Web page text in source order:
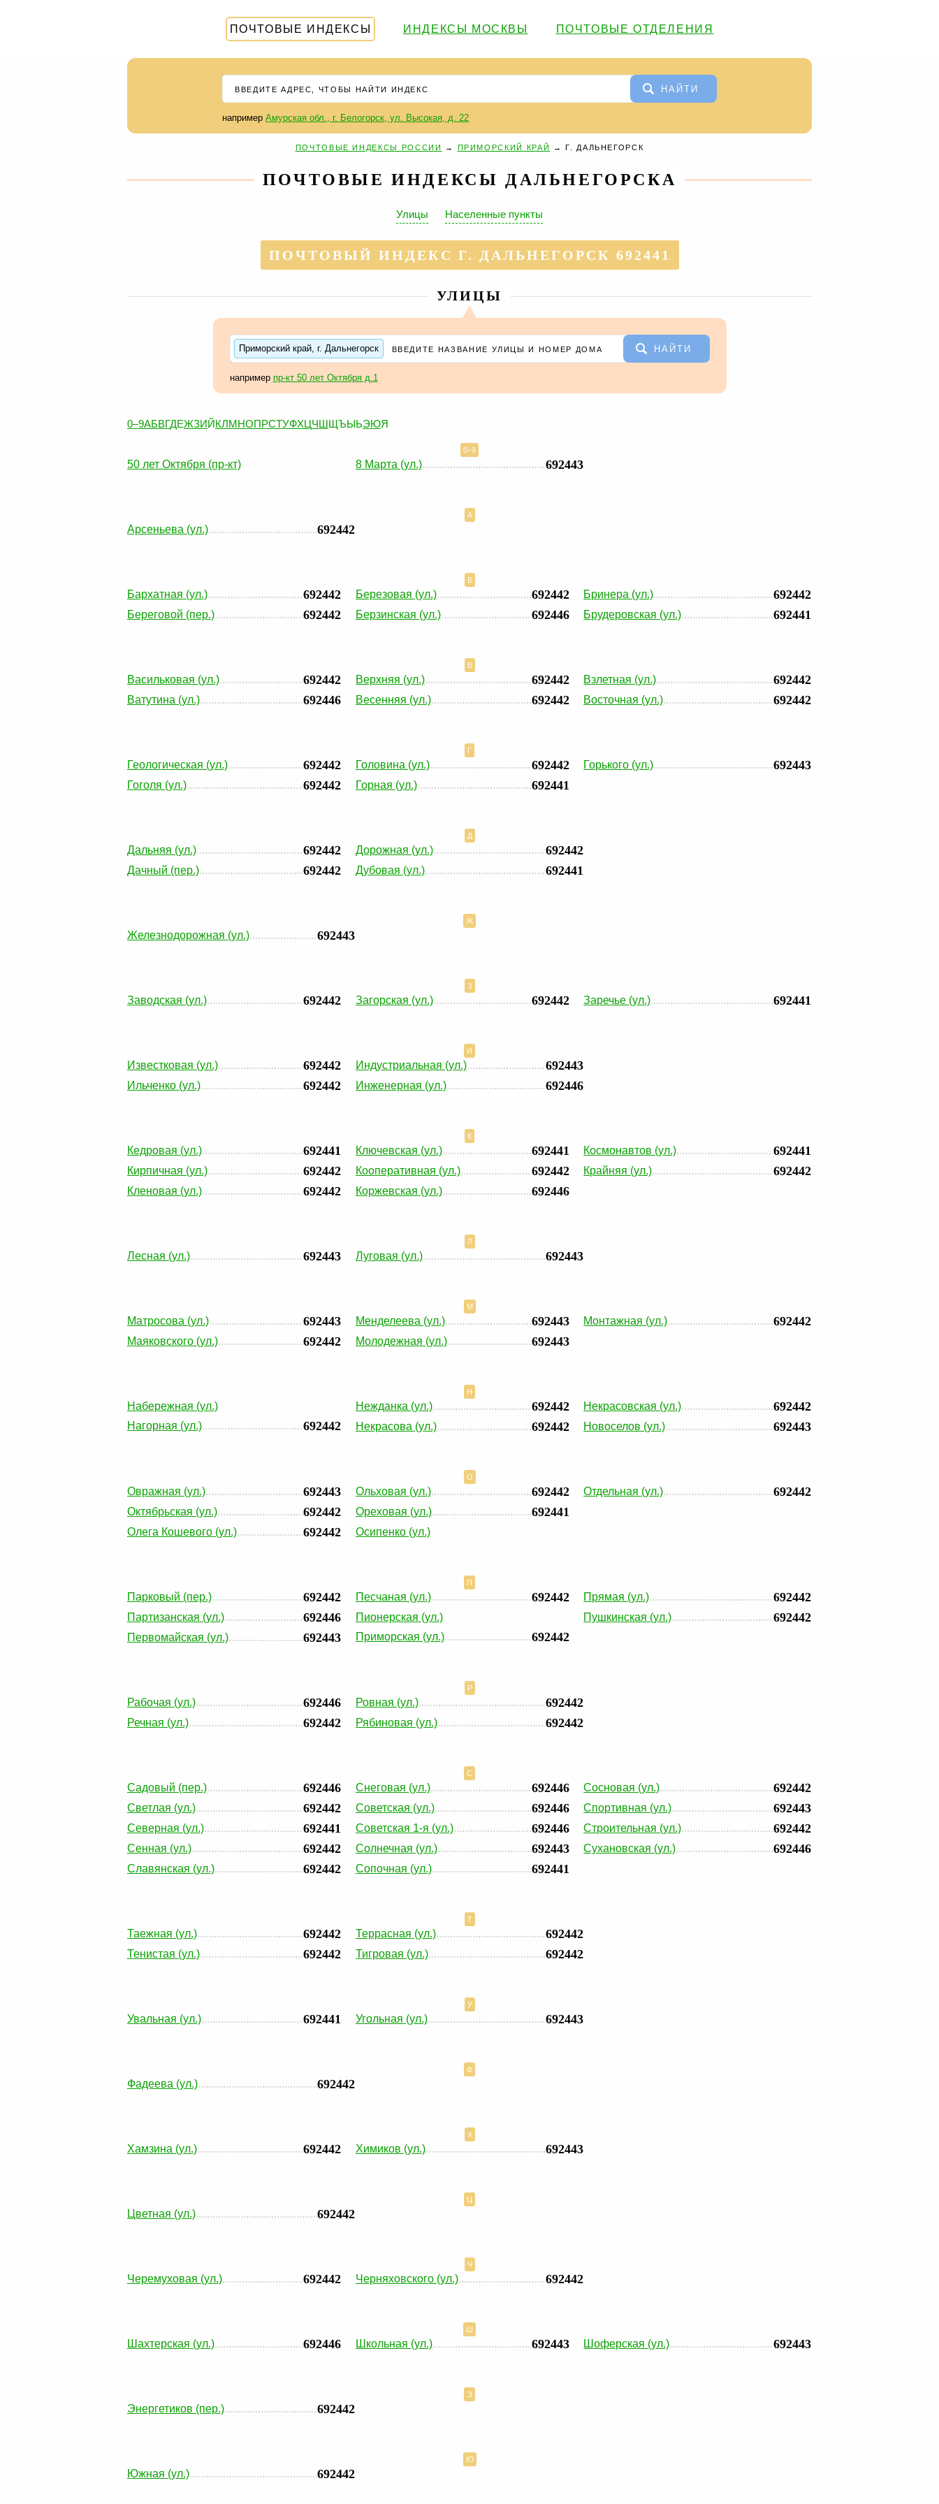
ПОЧТОВЫЕ ИНДЕКСЫ ИНДЕКСЫ МОСКВЫ ПОЧТОВЫЕ ОТДЕЛЕНИЯ
НАЙТИ
например Амурская обл., г. Белогорск, ул. Высокая, д. 22
ПОЧТОВЫЕ ИНДЕКСЫ РОССИИ → ПРИМОРСКИЙ КРАЙ →Г. ДАЛЬНЕГОРСК
ПОЧТОВЫЕ ИНДЕКСЫ ДАЛЬНЕГОРСКА
Улицы Населенные пункты
ПОЧТОВЫЙ ИНДЕКС Г. ДАЛЬНЕГОРСК 692441
УЛИЦЫ
Приморский край, г. Дальнегорск НАЙТИ
например пр-кт 50 лет Октября д.1
0–9АБВГДЕЖЗИЙКЛМНОПРСТУФХЦЧШЩЪЫЬЭЮЯ
0–9
50 лет Октября (пр-кт) 8 Марта (ул.) 692443
А
Арсеньева (ул.) 692442
Б
Бархатная (ул.) 692442
Береговой (пер.) 692442
Березовая (ул.) 692442
Берзинская (ул.) 692446
Бринера (ул.) 692442
Брудеровская (ул.) 692441
В
Васильковая (ул.) 692442
Ватутина (ул.) 692446
Верхняя (ул.) 692442
Весенняя (ул.) 692442
Взлетная (ул.) 692442
Восточная (ул.) 692442
Г
Геологическая (ул.) 692442
Гоголя (ул.) 692442
Головина (ул.) 692442
Горная (ул.) 692441
Горького (ул.) 692443
Д
Дальняя (ул.) 692442
Дачный (пер.) 692442
Дорожная (ул.) 692442
Дубовая (ул.) 692441
Ж
Железнодорожная (ул.) 692443
З
Заводская (ул.) 692442 Загорская (ул.) 692442 Заречье (ул.) 692441
И
Известковая (ул.) 692442
Ильченко (ул.) 692442
Индустриальная (ул.) 692443
Инженерная (ул.) 692446
К
Кедровая (ул.) 692441
Кирпичная (ул.) 692442
Кленовая (ул.) 692442
Ключевская (ул.) 692441
Кооперативная (ул.) 692442
Коржевская (ул.) 692446
Космонавтов (ул.) 692441
Крайняя (ул.) 692442
Л
Лесная (ул.) 692443 Луговая (ул.) 692443
М
Матросова (ул.) 692443
Маяковского (ул.) 692442
Менделеева (ул.) 692443
Молодежная (ул.) 692443
Монтажная (ул.) 692442
Н
Набережная (ул.)
Нагорная (ул.)
692442
Нежданка (ул.) 692442
Некрасова (ул.) 692442
Некрасовская (ул.) 692442
Новоселов (ул.) 692443
О
Овражная (ул.) 692443
Октябрьская (ул.) 692442
Олега Кошевого (ул.) 692442
Ольховая (ул.) 692442
Ореховая (ул.) 692441
Осипенко (ул.)
Отдельная (ул.) 692442
П
Парковый (пер.) 692442
Партизанская (ул.) 692446
Первомайская (ул.) 692443
Песчаная (ул.) 692442
Пионерская (ул.)
Приморская (ул.)
692442
Прямая (ул.) 692442
Пушкинская (ул.) 692442
Р
Рабочая (ул.) 692446
Речная (ул.) 692442
Ровная (ул.) 692442
Рябиновая (ул.) 692442
С
Садовый (пер.) 692446
Светлая (ул.) 692442
Северная (ул.) 692441
Сенная (ул.) 692442
Славянская (ул.) 692442
Снеговая (ул.) 692446
Советская (ул.) 692446
Советская 1-я (ул.) 692446
Солнечная (ул.) 692443
Сопочная (ул.) 692441
Сосновая (ул.) 692442
Спортивная (ул.) 692443
Строительная (ул.) 692442
Сухановская (ул.) 692446
Т
Таежная (ул.) 692442
Тенистая (ул.) 692442
Террасная (ул.) 692442
Тигровая (ул.) 692442
У
Увальная (ул.) 692441 Угольная (ул.) 692443
Ф
Фадеева (ул.) 692442
Х
Хамзина (ул.) 692442 Химиков (ул.) 692443
Ц
Цветная (ул.) 692442
Ч
Черемуховая (ул.) 692442 Черняховского (ул.) 692442
Ш
Шахтерская (ул.) 692446 Школьная (ул.) 692443 Шоферская (ул.) 692443
Э
Энергетиков (пер.) 692442
Ю
Южная (ул.) 692442